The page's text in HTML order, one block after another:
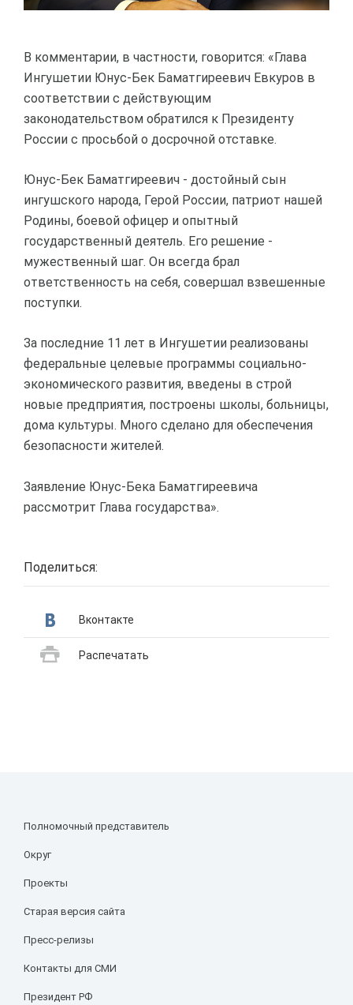
В комментарии, в частности, говорится: «Глава
Ингушетии Юнус-Бек Баматгиреевич Евкуров в
соответствии с действующим
законодательством обратился к Президенту
России с просьбой о досрочной отставке.
Юнус-Бек Баматгиреевич - достойный сын
ингушского народа, Герой России, патриот нашей
Родины, боевой офицер и опытный
государственный деятель. Его решение -
мужественный шаг. Он всегда брал
ответственность на себя, совершал взвешенные
поступки.
За последние 11 лет в Ингушетии реализованы
федеральные целевые программы социально-
экономического развития, введены в строй
новые предприятия, построены школы, больницы,
дома культуры. Много сделано для обеспечения
безопасности жителей.
Заявление Юнус-Бека Баматгиреевича
рассмотрит Глава государства».
Поделиться:
Вконтакте
Распечатать
Полномочный представитель
Округ
Проекты
Старая версия сайта
Пресс-релизы
Контакты для СМИ
Президент РФ